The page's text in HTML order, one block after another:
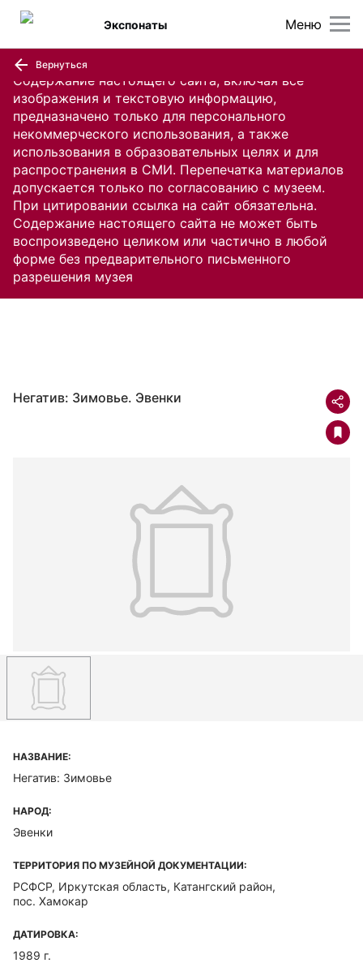
Содержание настоящего сайта, включая все
изображения и текстовую информацию,
предназначено только для персонального
некоммерческого использования, а также
использования в образовательных целях и для
распространения в СМИ. Перепечатка материалов
допускается только по согласованию с музеем.
При цитировании ссылка на сайт обязательна.
Содержание настоящего сайта не может быть
воспроизведено целиком или частично в любой
форме без предварительного письменного
разрешения музея
Меню
Экспонаты
Вернуться
Негатив: Зимовье. Эвенки
НАЗВАНИЕ:
Негатив: Зимовье
НАРОД:
Эвенки
ТЕРРИТОРИЯ ПО МУЗЕЙНОЙ ДОКУМЕНТАЦИИ:
РСФСР, Иркутская область, Катангский район,
пос. Хамокар
ДАТИРОВКА:
1989 г.